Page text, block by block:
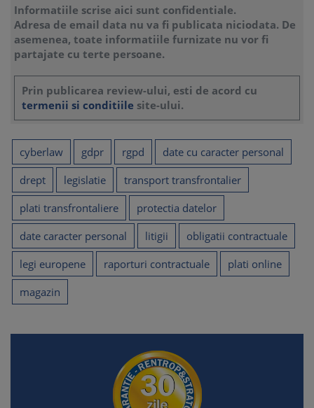
27. Animale de companie
28. Statistica
29. Domeniile de internet
30. Legile europene
III. RAPORTURI CONTRACTUALE SI PLATI
1. Incheierea contractelor la distanta prin mijloace
1.1. Locul incheierii contractului
1.2. Momentul incheierii contractului
1.3. Continutul contractului
1.4. Identificarea partilor
2. Modalitati de plata online, furnizarea de servicii de plata,
garantiile platilor online
3. Magazine online – structura, functionare, reglementari
legale aplicabile
4. Rambursarea banilor
5. A.N.P.C.
6. Platforma SOL
7. Personoidul – luarea deciziilor comerciale asistata de
1. Contractul de utilizare software
2. Contractul de web-hosting
3. Contractul de cloud pentru depozitare si aplicatii
4. Alte contracte speciale
Informatiile scrise aici sunt confidentiale.
Adresa de email data nu va fi publicata niciodata. De
asemenea, toate informatiile furnizate nu vor fi
partajate cu terte persoane.
Prin publicarea review-ului, esti de acord cu
termenii si conditiile site-ului.
cyberlaw gdpr rgpd
date cu caracter personal
drept
legislatie
transport transfrontalier
plati transfrontaliere
protectia datelor
date caracter personal
litigii
obligatii contractuale
legi europene
raporturi contractuale
plati online
magazin